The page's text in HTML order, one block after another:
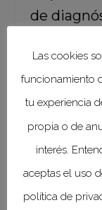
de
hombres
Suecia,
los
Las cookies
funcionamiento
tu experiencia
propia o de
interés.
aceptas el uso
política de